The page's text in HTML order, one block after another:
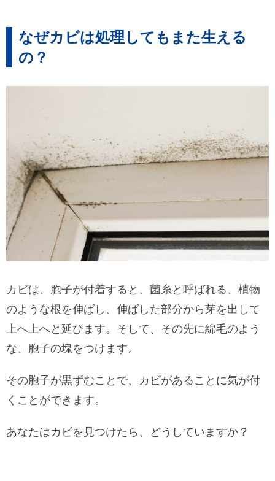
なぜカビは処理してもまた生える
の？
カビは、胞子が付着すると、菌糸と呼ばれる、植物
のような根を伸ばし、伸ばした部分から芽を出して
上へ上へと延びます。そして、その先に綿毛のよう
な、胞子の塊をつけます。
その胞子が黒ずむことで、カビがあることに気が付
くことができます。
あなたはカビを見つけたら、どうしていますか？